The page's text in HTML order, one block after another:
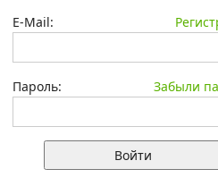
E-Mail:
Пароль: Забыли